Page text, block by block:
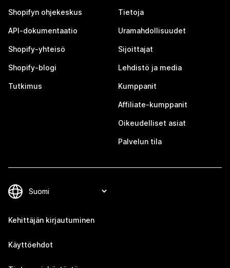
Shopifyn ohjekeskus
API-dokumentaatio
Shopify-yhteisö
Shopify-blogi
Tutkimus
Tietoja
Uramahdollisuudet
Sijoittajat
Lehdistö ja media
Kumppanit
Affiliate-kumppanit
Oikeudelliset asiat
Palvelun tila
Kehittäjän kirjautuminen
Käyttöehdot